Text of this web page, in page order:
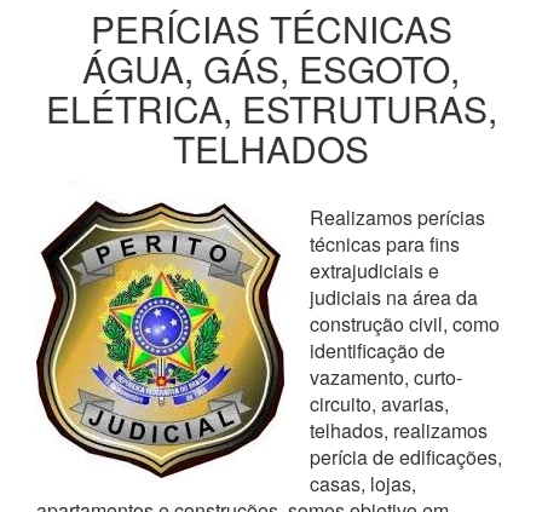
PERÍCIAS TÉCNICAS
ÁGUA, GÁS, ESGOTO,
ELÉTRICA, ESTRUTURAS,
TELHADOS
Realizamos perícias
técnicas para fins
extrajudiciais e
judiciais na área da
construção civil, como
identificação de
vazamento, curto-
circuito, avarias,
telhados, realizamos
perícia de edificações,
casas, lojas,